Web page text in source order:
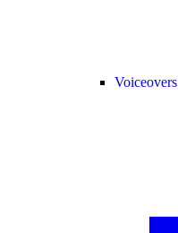
Voiceovers